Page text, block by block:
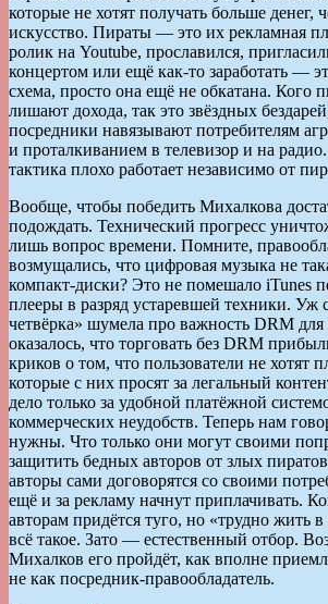
которые не хотят получать больше денег,
искусство. Пираты — это их рекламная
ролик на Youtube, прославился,
концертом или ещё как-то заработать —
схема, просто она ещё не обкатана. Кого
лишают дохода, так это звёздных
посредники навязывают потребителям
и проталкиванием в телевизор и на
тактика плохо работает независимо от
Вообще, чтобы победить Михалкова
подождать. Технический прогресс
лишь вопрос времени. Помните,
возмущались, что цифровая музыка не
компакт-диски? Это не помешало iTunes
плееры в разряд устаревшей техники. Уж
четвёрка» шумела про важность DRM для
оказалось, что торговать без DRM
криков о том, что пользователи не хотят
которые с них просят за легальный
дело только за удобной платёжной
коммерческих неудобств. Теперь нам
нужны. Что только они могут своими
защитить бедных авторов от злых
авторы сами договорятся со своими
ещё и за рекламу начнут приплачивать.
авторам придётся туго, но «трудно жить
всё такое. Зато — естественный отбор.
Михалков его пройдёт, как вполне
не как посредник-правообладатель.